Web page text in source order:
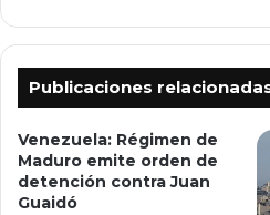
Publicaciones
Venezuela: Régimen de
Maduro emite orden de
detención contra Juan
Guaidó